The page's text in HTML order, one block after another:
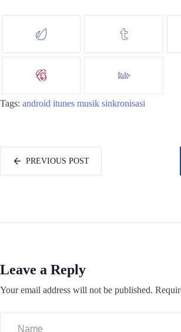
Tags: android itunes musik sinkronisasi
PREVIOUS POST
Leave a Reply
Your email address will not be published.